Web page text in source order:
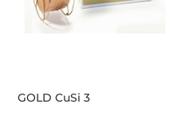
GOLD CuSi 3